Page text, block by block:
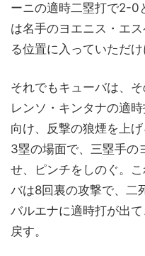
ーニの適時二塁打で2-0
は名手のヨエニス・エ
る位置に入っていただ
それでもキューバは、
レンソ・キンタナの適
向け、反撃の狼煙を上
3塁の場面で、三塁手の
せ、ピンチをしのぐ。
バは8回裏の攻撃で、二
バルエナに適時打が出
戻す。